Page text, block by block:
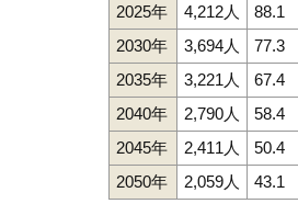
2025年
4,212人
88.1
2030年
3,694人
77.3
2035年
3,221人
67.4
2040年
2,790人
58.4
2045年
2,411人
50.4
2050年
2,059人 43.1